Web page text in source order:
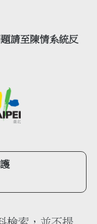
請至陳情系統反